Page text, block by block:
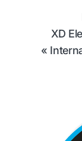
XD
«